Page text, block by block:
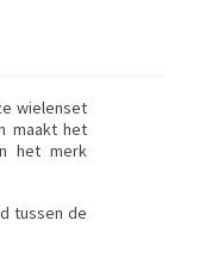
wielenset
maakt het
het merk
tussen de